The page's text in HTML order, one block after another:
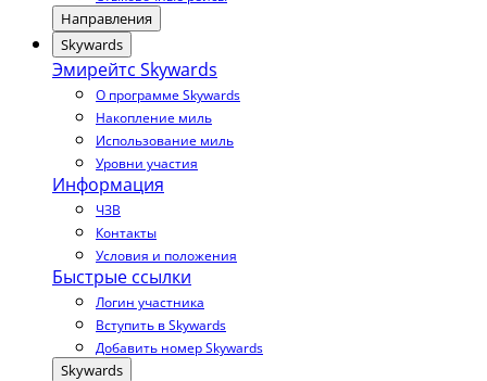
Направления
Skywards
Эмирейтс Skywards
О программе Skywards
Накопление миль
Использование миль
Уровни участия
Информация
ЧЗВ
Контакты
Условия и положения
Быстрые ссылки
Логин участника
Вступить в Skywards
Добавить номер Skywards
Skywards